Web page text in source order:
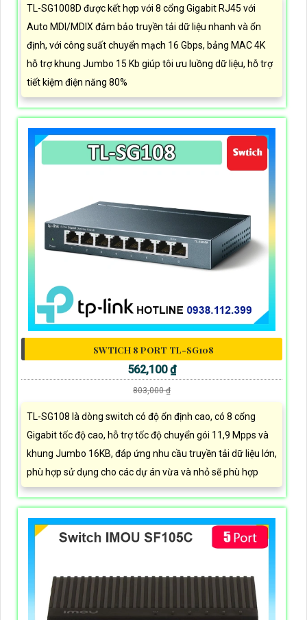
TL-SG1008D được kết hợp với 8 cổng Gigabit RJ45 với
Auto MDI/MDIX đảm bảo truyền tải dữ liệu nhanh và ổn
định, với công suất chuyển mạch 16 Gbps, bảng MAC 4K
hỗ trợ khung Jumbo 15 Kb giúp tôi ưu luồng dữ liệu, hỗ trợ
tiết kiệm điện năng 80%
SWTICH 8 PORT TL-SG108
562,100 ₫
803,000 ₫
TL-SG108 là dòng switch có độ ổn định cao, có 8 cổng
Gigabit tốc độ cao, hỗ trợ tốc độ chuyển gói 11,9 Mpps và
khung Jumbo 16KB, đáp ứng nhu cầu truyền tải dữ liệu lớn,
phù hợp sử dụng cho các dự án vừa và nhỏ sẽ phù hợp